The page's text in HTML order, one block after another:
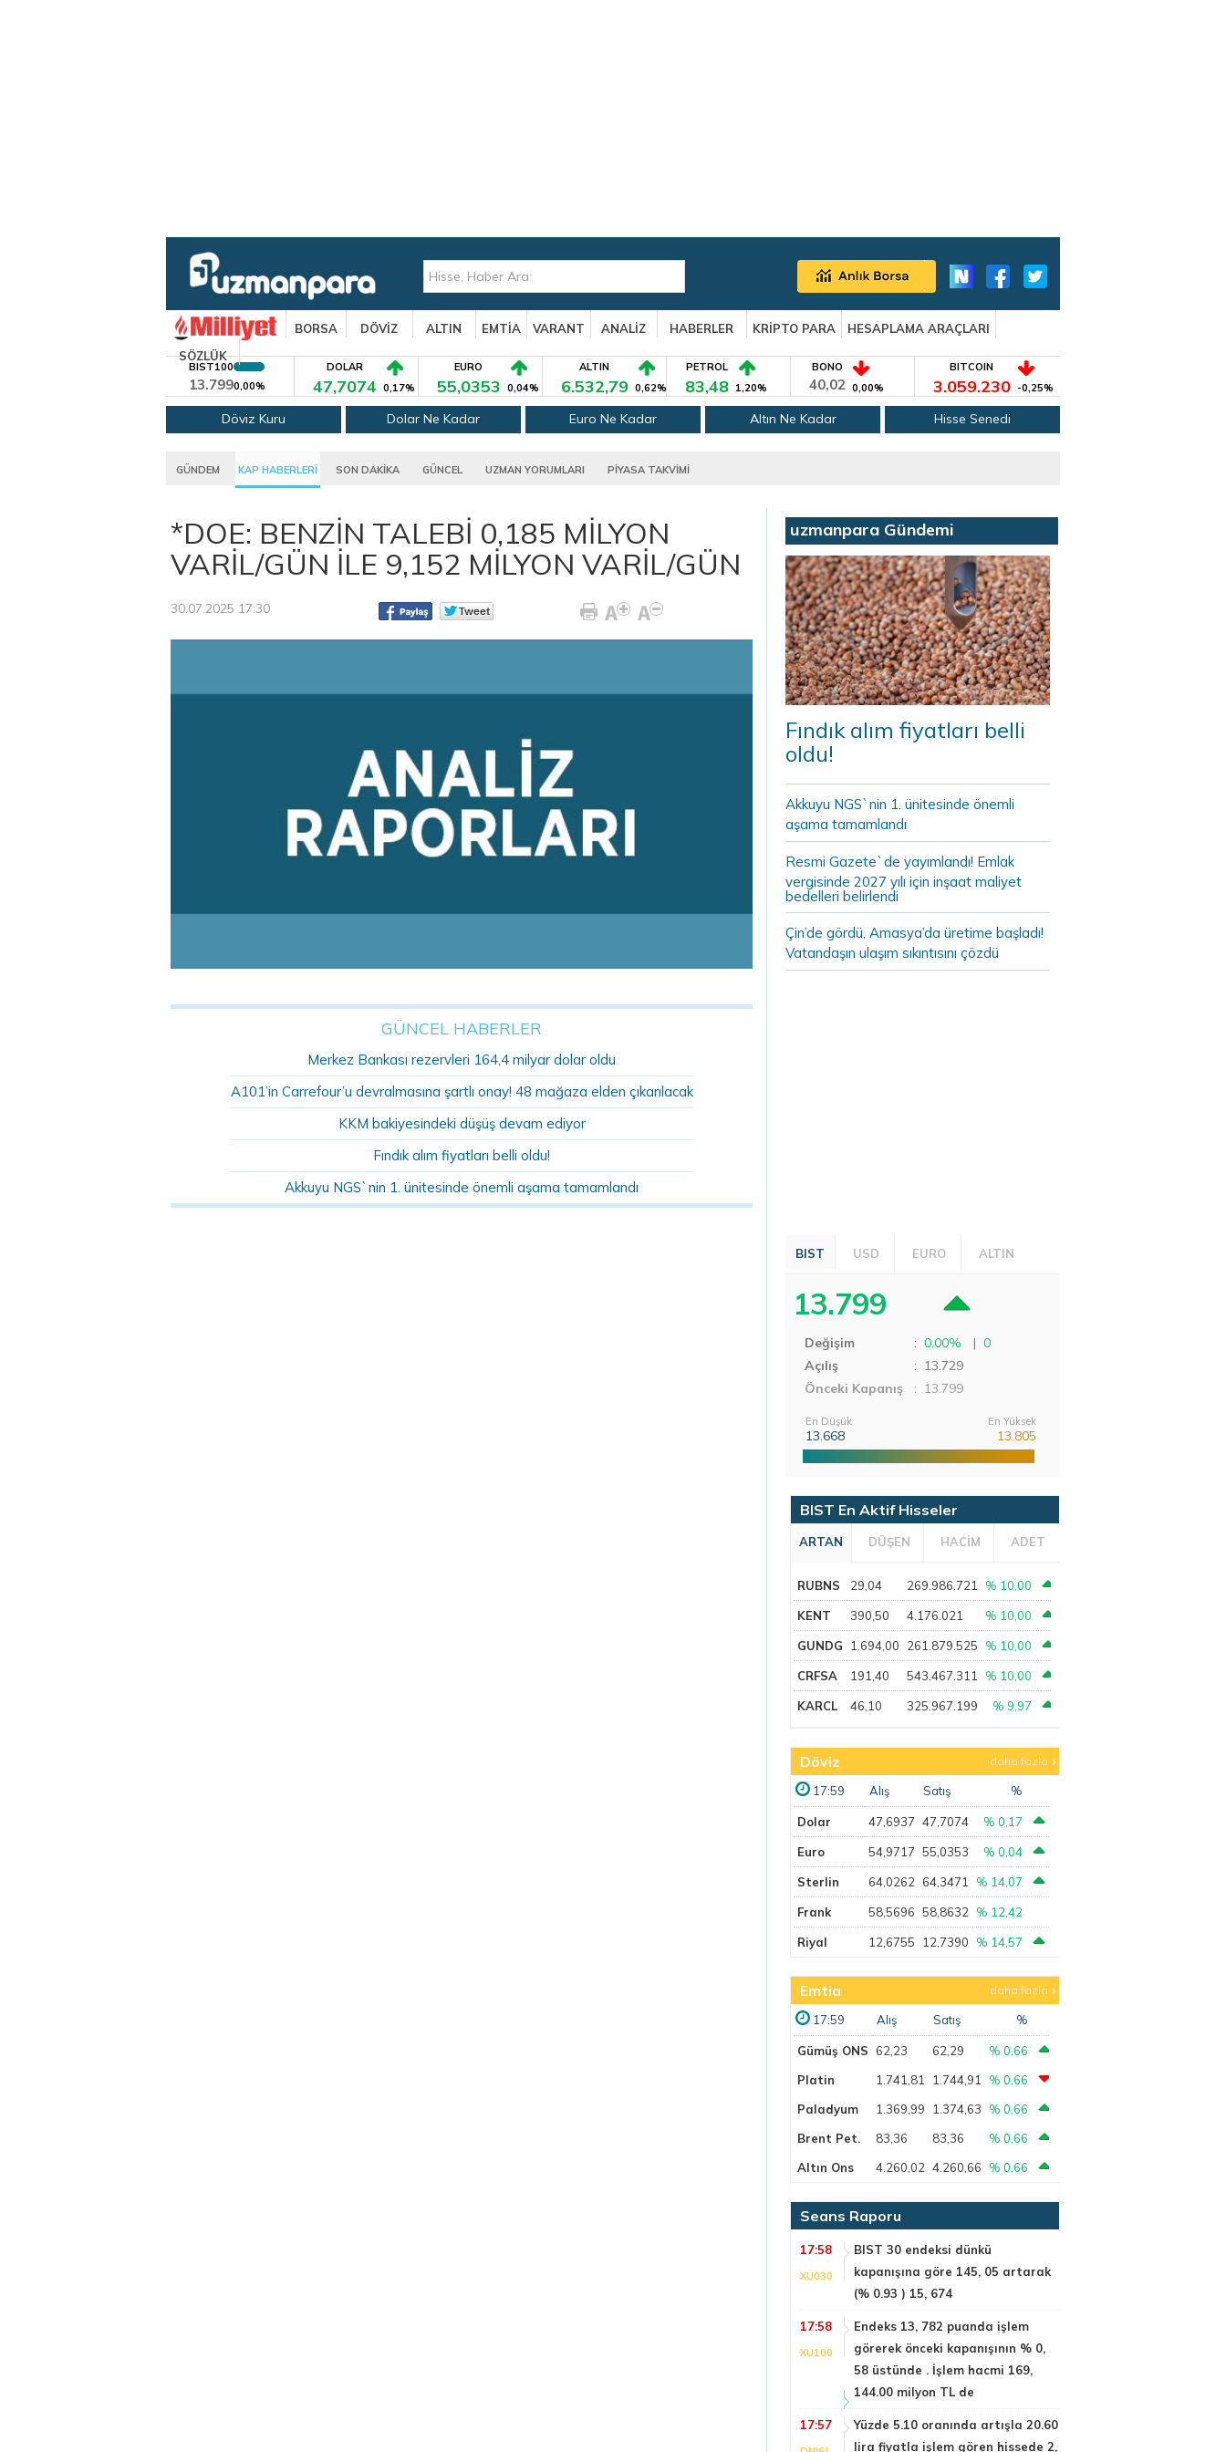
BORSA DÖVİZ ALTIN EMTİA VARANT ANALİZ HABERLER KRİPTO PARA
HESAPLAMA ARAÇLARI
SÖZLÜK
BIST100
13.7990,00%
DOLAR
47,7074 0,17%
EURO
55,0353 0,04%
ALTIN
6.532,79 0,62%
PETROL
83,48 1,20%
BONO
40,02 0,00%
BITCOIN
3.059.230 -0,25%
Döviz Kuru Dolar Ne Kadar Euro Ne Kadar Altın Ne Kadar Hisse Senedi
GÜNDEM KAP HABERLERİ SON DAKİKA GÜNCEL UZMAN YORUMLARI PİYASA TAKVİMİ
*DOE: BENZİN TALEBİ 0,185 MİLYON
VARİL/GÜN İLE 9,152 MİLYON VARİL/GÜN
30.07.2025 17:30
GÜNCEL HABERLER
Merkez Bankası rezervleri 164,4 milyar dolar oldu
A101’in Carrefour’u devralmasına şartlı onay! 48 mağaza elden çıkarılacak
KKM bakiyesindeki düşüş devam ediyor
Fındık alım fiyatları belli oldu!
Akkuyu NGS`nin 1. ünitesinde önemli aşama tamamlandı
uzmanpara Gündemi
Fındık alım fiyatları belli
oldu!
Akkuyu NGS`nin 1. ünitesinde önemli
aşama tamamlandı
Resmi Gazete`de yayımlandı! Emlak
vergisinde 2027 yılı için inşaat maliyet
bedelleri belirlendi
Çin’de gördü, Amasya’da üretime başladı!
Vatandaşın ulaşım sıkıntısını çözdü
BIST USD EURO ALTIN
13.799
Değişim : 0,00% | 0
Açılış
: 13.729
Önceki Kapanış
: 13.799
En Düşük
13.668
En Yüksek
13.805
BIST En Aktif Hisseler
ARTAN DÜŞEN HACİM ADET
RUBNS 29,04 269.986.721 % 10,00
KENT 390,50 4.176.021 % 10,00
GUNDG 1.694,00 261.879.525 % 10,00
CRFSA 191,40 543.467.311 % 10,00
KARCL 46,10 325.967.199 % 9,97
Döviz daha fazla
17:59 Alış Satış %
Dolar 47,6937 47,7074 % 0,17
Euro 54,9717 55,0353 % 0,04
Sterlin 64,0262 64,3471 % 14,07
Frank 58,5696 58,8632 % 12,42
Riyal 12,6755 12,7390 % 14,57
Emtia daha fazla
17:59 Alış Satış %
Gümüş ONS 62,23 62,29
% 0,66
Platin
1.741,81 1.744,91
% 0,66
Paladyum
1.369,99 1.374,63
% 0,66
Brent Pet.
83,36 83,36
% 0,66
Altın Ons
4.260,02 4.260,66 % 0,66
Seans Raporu
17:58
XU030
BIST 30 endeksi dünkü
kapanışına göre 145, 05 artarak
(% 0.93 ) 15, 674
17:58
XU100
Endeks 13, 782 puanda işlem
görerek önceki kapanışının % 0,
58 üstünde . İşlem hacmi 169,
144.00 milyon TL de
17:57
Yüzde 5.10 oranında artışla 20.60
lira fiyatla işlem gören hissede 2,